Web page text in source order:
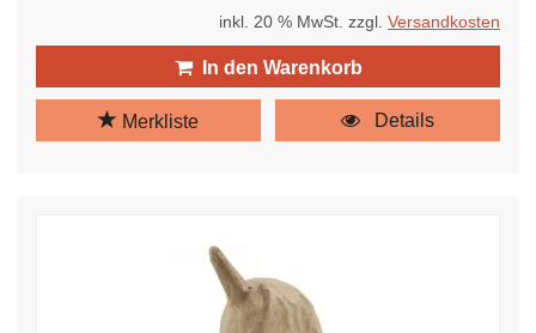
inkl. 20 % MwSt. zzgl. Versandkosten
In den Warenkorb
Merkliste Details